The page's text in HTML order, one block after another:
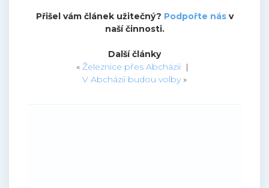
Přišel vám článek užitečný? Podpořte násv
naší činnosti.
Další články
« Železnice přes Abcházii|
V Abcházii budou volby »